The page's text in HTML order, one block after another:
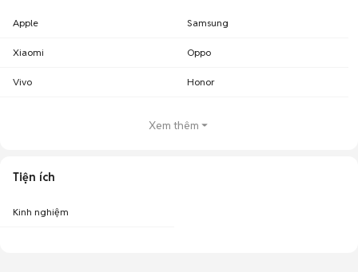
Apple Samsung
Xiaomi Oppo
Vivo Honor
Xem thêm
Tiện ích
Kinh nghiệm